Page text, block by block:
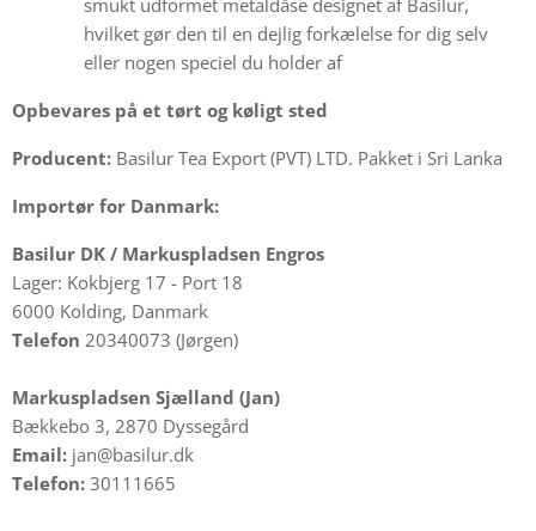
smukt udformet metaldåse designet af Basilur,
hvilket gør den til en dejlig forkælelse for dig selv
eller nogen speciel du holder af
Opbevares på et tørt og køligt sted
Producent: Basilur Tea Export (PVT) LTD. Pakket i Sri Lanka
Importør for Danmark:
Basilur DK / Markuspladsen Engros
Lager: Kokbjerg 17 - Port 18
6000 Kolding, Danmark
Telefon 20340073 (Jørgen)
Markuspladsen Sjælland (Jan)
Bækkebo 3, 2870 Dyssegård
Email: jan@basilur.dk
Telefon: 30111665